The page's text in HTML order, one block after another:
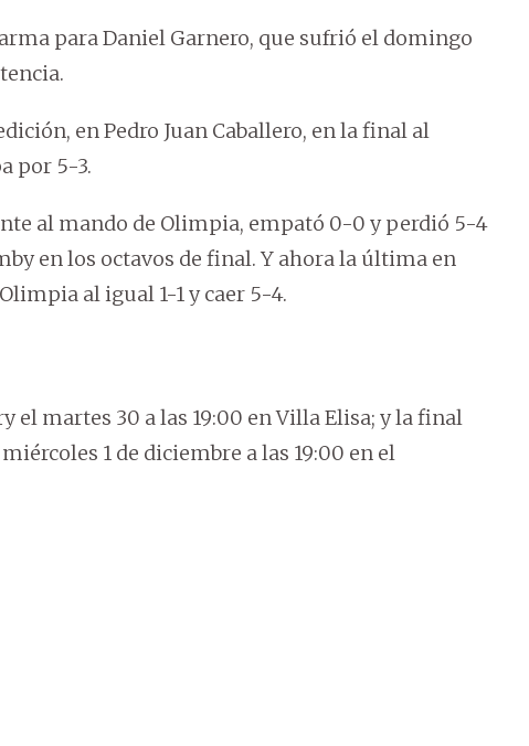
para Daniel Garnero, que sufrió el domingo
en Pedro Juan Caballero, en la final al
por 5-3.
al mando de Olimpia, empató 0-0 y perdió 5-4
en los octavos de final. Y ahora la última en
al igual 1-1 y caer 5-4.
el martes 30 a las 19:00 en Villa Elisa; y la final
1 de diciembre a las 19:00 en el